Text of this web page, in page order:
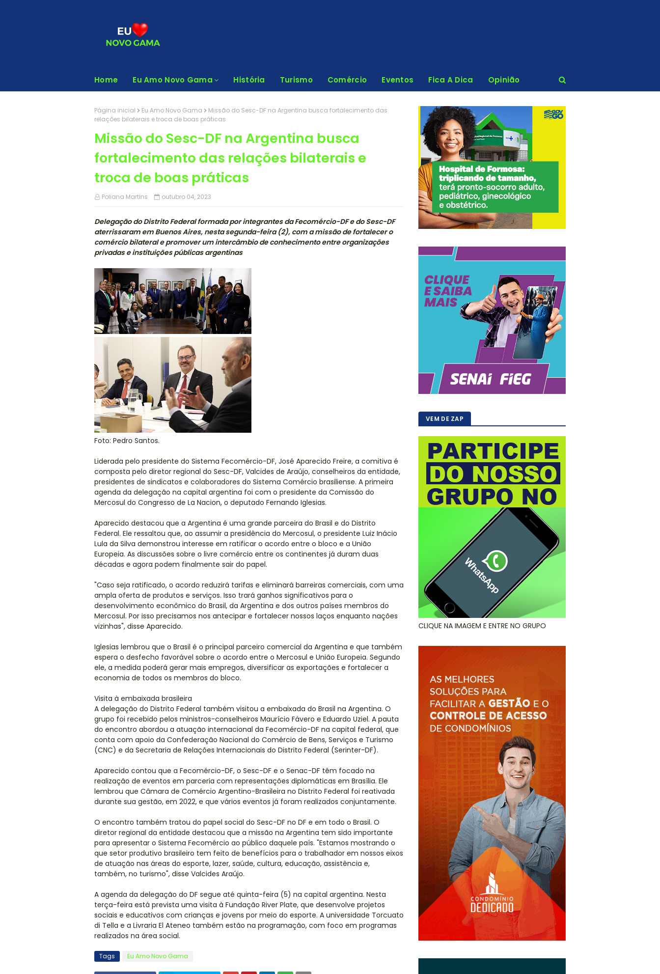
Home Eu Amo Novo Gama História Turismo Comércio Eventos Fica A Dica Opinião
Página inicial Eu Amo Novo Gama
Missão do Sesc-DF na Argentina busca fortalecimento das
relações bilaterais e troca de boas práticas
Missão do Sesc-DF na Argentina busca
fortalecimento das relações bilaterais e
troca de boas práticas
Poliana Martins outubro 04, 2023
Delegação do Distrito Federal formada por integrantes da Fecomércio-DF e do Sesc-DF
aterrissaram em Buenos Aires, nesta segunda-feira (2), com a missão de fortalecer o
comércio bilateral e promover um intercâmbio de conhecimento entre organizações
privadas e instituições públicas argentinas
Foto: Pedro Santos.
Liderada pelo presidente do Sistema Fecomércio-DF, José Aparecido Freire, a comitiva é
composta pelo diretor regional do Sesc-DF, Valcides de Araújo, conselheiros da entidade,
presidentes de sindicatos e colaboradores do Sistema Comércio brasiliense. A primeira
agenda da delegação na capital argentina foi com o presidente da Comissão do
Mercosul do Congresso de La Nacion, o deputado Fernando Iglesias.
Aparecido destacou que a Argentina é uma grande parceira do Brasil e do Distrito
Federal. Ele ressaltou que, ao assumir a presidência do Mercosul, o presidente Luiz Inácio
Lula da Silva demonstrou interesse em ratificar o acordo entre o bloco e a União
Europeia. As discussões sobre o livre comércio entre os continentes já duram duas
décadas e agora podem finalmente sair do papel.
"Caso seja ratificado, o acordo reduzirá tarifas e eliminará barreiras comerciais, com uma
ampla oferta de produtos e serviços. Isso trará ganhos significativos para o
desenvolvimento econômico do Brasil, da Argentina e dos outros países membros do
Mercosul. Por isso precisamos nos antecipar e fortalecer nossos laços enquanto nações
vizinhas", disse Aparecido.
Iglesias lembrou que o Brasil é o principal parceiro comercial da Argentina e que também
espera o desfecho favorável sobre o acordo entre o Mercosul e União Europeia. Segundo
ele, a medida poderá gerar mais empregos, diversificar as exportações e fortalecer a
economia de todos os membros do bloco.
Visita à embaixada brasileira
A delegação do Distrito Federal também visitou a embaixada do Brasil na Argentina. O
grupo foi recebido pelos ministros-conselheiros Maurício Fávero e Eduardo Uziel. A pauta
do encontro abordou a atuação internacional da Fecomércio-DF na capital federal, que
conta com apoio da Confederação Nacional do Comércio de Bens, Serviços e Turismo
(CNC) e da Secretaria de Relações Internacionais do Distrito Federal (Serinter-DF).
Aparecido contou que a Fecomércio-DF, o Sesc-DF e o Senac-DF têm focado na
realização de eventos em parceria com representações diplomáticas em Brasília. Ele
lembrou que Câmara de Comércio Argentino-Brasileira no Distrito Federal foi reativada
durante sua gestão, em 2022, e que vários eventos já foram realizados conjuntamente.
O encontro também tratou do papel social do Sesc-DF no DF e em todo o Brasil. O
diretor regional da entidade destacou que a missão na Argentina tem sido importante
para apresentar o Sistema Fecomércio ao público daquele país. "Estamos mostrando o
que setor produtivo brasileiro tem feito de benefícios para o trabalhador em nossos eixos
de atuação nas áreas do esporte, lazer, saúde, cultura, educação, assistência e,
também, no turismo", disse Valcides Araújo.
A agenda da delegação do DF segue até quinta-feira (5) na capital argentina. Nesta
terça-feira está prevista uma visita à Fundação River Plate, que desenvolve projetos
sociais e educativos com crianças e jovens por meio do esporte. A universidade Torcuato
di Tella e a Livraria El Ateneo também estão na programação, com foco em programas
realizados na área social.
Tags Eu Amo Novo Gama
VEM DE ZAP
CLIQUE NA IMAGEM E ENTRE NO GRUPO